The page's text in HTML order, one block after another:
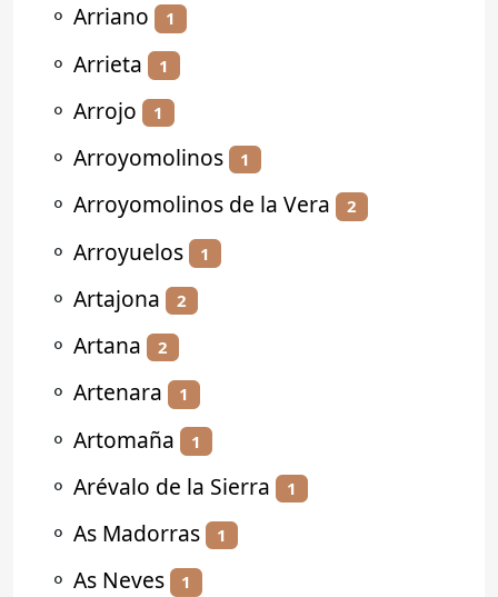
⚬ Arriano 1
⚬ Arrieta 1
⚬ Arrojo 1
⚬ Arroyomolinos 1
⚬ Arroyomolinos de la Vera 2
⚬ Arroyuelos 1
⚬ Artajona 2
⚬ Artana 2
⚬ Artenara 1
⚬ Artomaña 1
⚬ Arévalo de la Sierra 1
⚬ As Madorras 1
⚬ As Neves 1